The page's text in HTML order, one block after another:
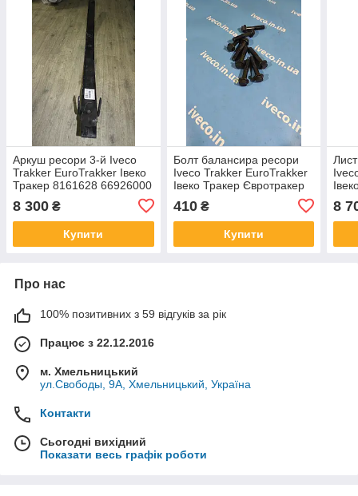
Аркуш ресори 3-й Iveco
Trakker EuroTrakker Івеко
Тракер 8161628 66926000
8 300 ₴
Купити
Болт балансира ресори
Iveco Trakker EuroTrakker
Івеко Тракер Євротракер
410₴
Купити
8
Про нас
100% позитивних з 59 відгуків за рік
Працює з 22.12.2016
м. Хмельницький
ул.Свободы, 9А, Хмельницький, Україна
Контакти
Сьогодні вихідний
Показати весь графік роботи